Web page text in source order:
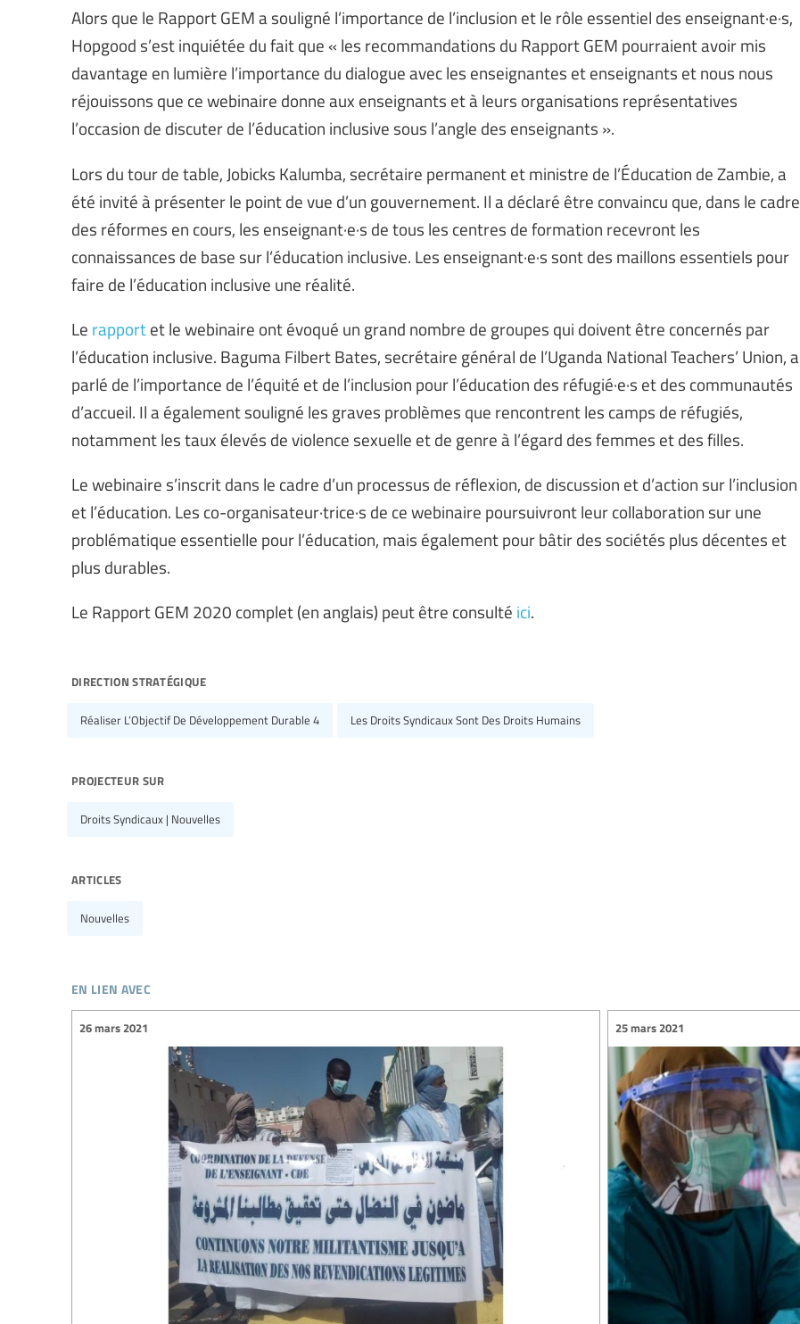
Alors que le Rapport GEM a souligné l’importance de l’inclusion et le rôle essentiel des enseignant·e·s,
Hopgood s’est inquiétée du fait que « les recommandations du Rapport GEM pourraient avoir mis
davantage en lumière l’importance du dialogue avec les enseignantes et enseignants et nous nous
réjouissons que ce webinaire donne aux enseignants et à leurs organisations représentatives
l’occasion de discuter de l’éducation inclusive sous l’angle des enseignants ».
Lors du tour de table, Jobicks Kalumba, secrétaire permanent et ministre de l’Éducation de Zambie, a
été invité à présenter le point de vue d’un gouvernement. Il a déclaré être convaincu que, dans le cadre
des réformes en cours, les enseignant·e·s de tous les centres de formation recevront les
connaissances de base sur l’éducation inclusive. Les enseignant·e·s sont des maillons essentiels pour
faire de l’éducation inclusive une réalité.
Le rapportet le webinaire ont évoqué un grand nombre de groupes qui doivent être concernés par
l’éducation inclusive. Baguma Filbert Bates, secrétaire général de l’Uganda National Teachers’ Union, a
parlé de l’importance de l’équité et de l’inclusion pour l’éducation des réfugié·e·s et des communautés
d’accueil. Il a également souligné les graves problèmes que rencontrent les camps de réfugiés,
notamment les taux élevés de violence sexuelle et de genre à l’égard des femmes et des filles.
Le webinaire s’inscrit dans le cadre d’un processus de réflexion, de discussion et d’action sur l’inclusion
et l’éducation. Les co-organisateur·trice·s de ce webinaire poursuivront leur collaboration sur une
problématique essentielle pour l’éducation, mais également pour bâtir des sociétés plus décentes et
plus durables.
Le Rapport GEM 2020 complet (en anglais) peut être consulté ici.
direction stratégique
Réaliser L’Objectif De Développement Durable 4 Les Droits Syndicaux Sont Des Droits Humains
projecteur sur
Droits Syndicaux | Nouvelles
articles
Nouvelles
en lien avec
26 mars 2021 25 mars 2021